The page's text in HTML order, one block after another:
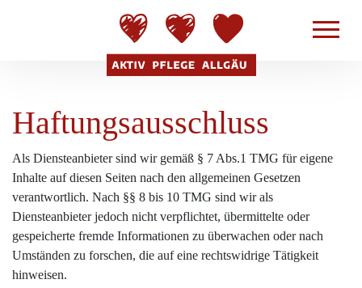
Haftungsausschluss
Als Diensteanbieter sind wir gemäß § 7 Abs.1 TMG für eigene
Inhalte auf diesen Seiten nach den allgemeinen Gesetzen
verantwortlich. Nach §§ 8 bis 10 TMG sind wir als
Diensteanbieter jedoch nicht verpflichtet, übermittelte oder
gespeicherte fremde Informationen zu überwachen oder nach
Umständen zu forschen, die auf eine rechtswidrige Tätigkeit
hinweisen.